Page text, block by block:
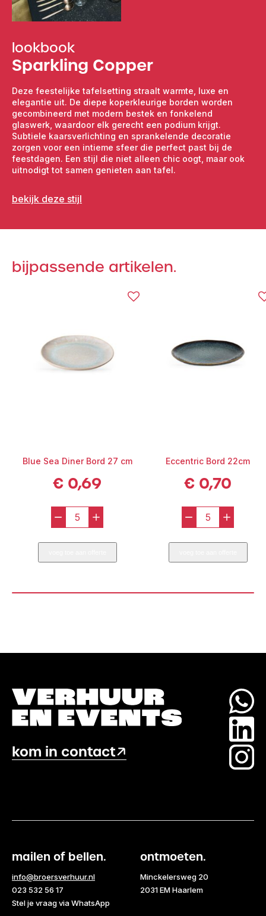
andere Copper-serviesitems.
lookbook
Sparkling Copper
Deze feestelijke tafelsetting straalt warmte, luxe en
elegantie uit. De diepe koperkleurige borden worden
gecombineerd met modern bestek en fonkelend
glaswerk, waardoor elk gerecht een podium krijgt.
Subtiele kaarsverlichting en sprankelende decoratie
zorgen voor een intieme sfeer die perfect past bij de
feestdagen. Een stijl die niet alleen chic oogt, maar ook
uitnodigt tot samen genieten aan tafel.
bekijk deze stijl
bijpassende artikelen.
Blue Sea Diner Bord 27 cm
€ 0,69
-
Blue
Sea
Diner
27
+
Eccentric Bord 22cm
€ 0,70
-
Eccentric
Bord
22cm
+
kom in contact
mailen of bellen.
info@broersverhuur.nl
023 532 56 17
Stel je vraag via WhatsApp
ontmoeten.
Minckelersweg 20
2031 EM Haarlem